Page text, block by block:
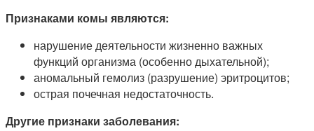
Признаками комы являются:
нарушение деятельности жизненно важных
функций организма (особенно дыхательной);
аномальный гемолиз (разрушение) эритроцитов;
острая почечная недостаточность.
Другие признаки заболевания: